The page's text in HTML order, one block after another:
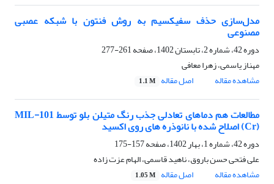
مدل‌سازی حذف سفیکسیم به روش فنتون با شبکه عصبی
مصنوعی
دوره 42، شماره 2، تابستان 1402، صفحه
261-277
مهناز یاسمی، زهرا معافی
مشاهده مقاله
اصل مقاله 1.1 M
مطالعات هم دماهای تعادلی جذب رنگ متیلن بلو توسط MIL-101
(Cr) اصلاح شده با نانوذره های روی اکسید
دوره 42، شماره 1، بهار 1402، صفحه
157-175
علی فتحی حسن باروق، ناهید قاسمی، الهام عزت زاده
مشاهده مقاله
اصل مقاله 1.05 M